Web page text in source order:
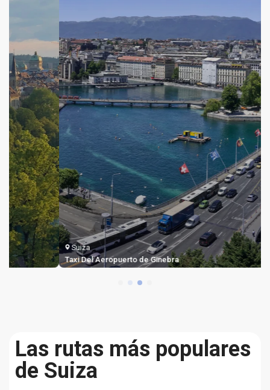
Suiza
Taxi Del Aeropuerto de Ginebra
Las rutas más populares
de Suiza